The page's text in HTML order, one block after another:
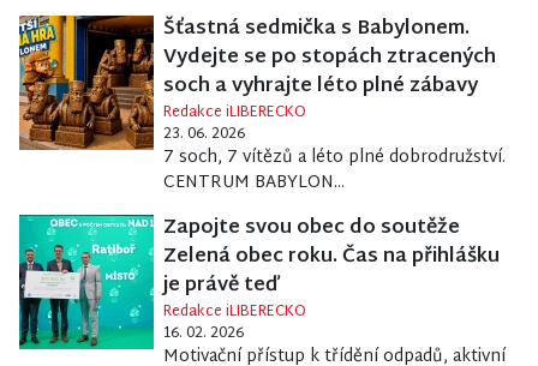
Šťastná sedmička s Babylonem.
Vydejte se po stopách ztracených
soch a vyhrajte léto plné zábavy
Redakce iLIBERECKO
23. 06. 2026
7 soch, 7 vítězů a léto plné dobrodružství.
CENTRUM BABYLON...
Zapojte svou obec do soutěže
Zelená obec roku. Čas na přihlášku
je právě teď
Redakce iLIBERECKO
16. 02. 2026
Motivační přístup k třídění odpadů, aktivní